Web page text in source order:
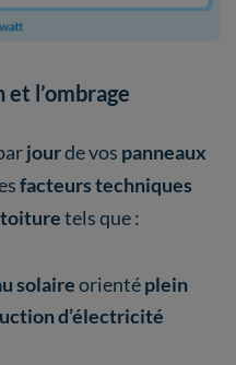
et l’ombrage
jourde vos panneaux
facteurs techniques
toituretels que :
solaireorientéplein
d’électricité